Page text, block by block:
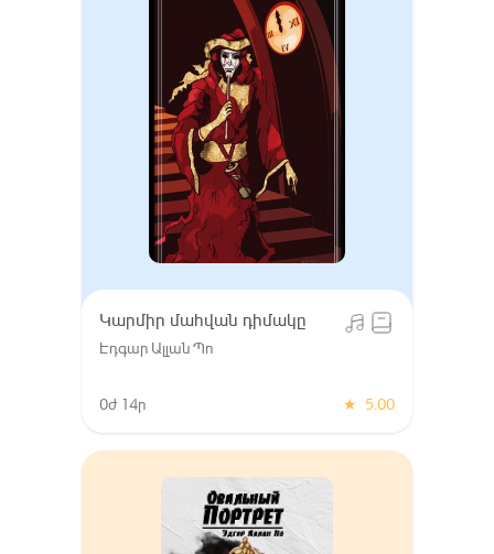
Կարմիր մահվան դիմակը
Էդգար Ալլան Պո
0ժ 14ր ★ 5.00